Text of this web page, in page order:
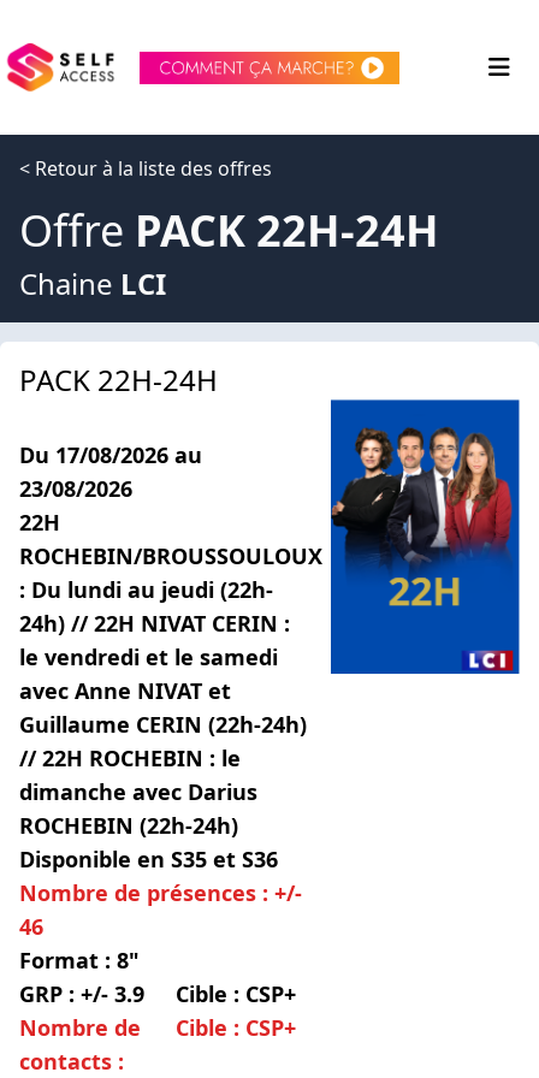
< Retour à la liste des offres
Offre PACK 22H-24H
Chaine LCI
PACK 22H-24H
Du 17/08/2026 au
23/08/2026
22H
ROCHEBIN/BROUSSOULOUX
: Du lundi au jeudi (22h-
24h) // 22H NIVAT CERIN :
le vendredi et le samedi
avec Anne NIVAT et
Guillaume CERIN (22h-24h)
// 22H ROCHEBIN : le
dimanche avec Darius
ROCHEBIN (22h-24h)
Disponible en S35 et S36
Nombre de présences : +/-
46
Format : 8"
GRP : +/- 3.9
Cible : CSP+
Nombre de
contacts :
Cible : CSP+